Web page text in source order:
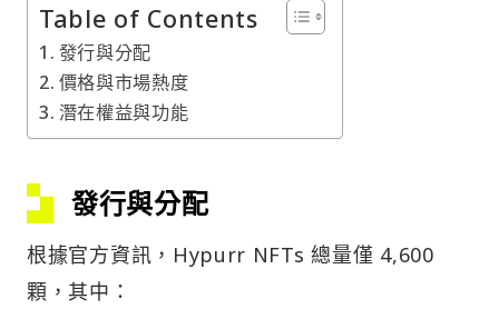
Table of Contents
發行與分配
價格與市場熱度
潛在權益與功能
發行與分配
根據官方資訊，Hypurr NFTs 總量僅 4,600
顆，其中：